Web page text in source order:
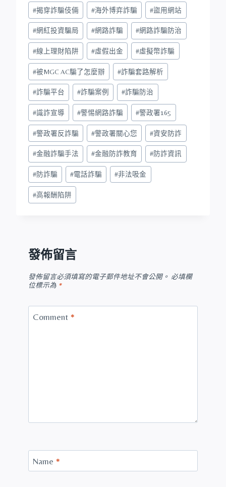
#揭穿詐騙伎倆 #海外博弈詐騙 #盜用網站
#網紅投資騙局 #網路詐騙 #網路詐騙防治
#線上理財陷阱 #虛假出金 #虛擬幣詐騙
#被MGC AC騙了怎麼辦 #詐騙套路解析
#詐騙平台 #詐騙案例 #詐騙防治
#識詐宣導 #警惕網路詐騙 #警政署165
#警政署反詐騙 #警政署關心您 #資安防詐
#金融詐騙手法 #金融防詐教育 #防詐資訊
#防詐騙 #電話詐騙 #非法吸金
#高報酬陷阱
發佈留言
發佈留言必須填寫的電子郵件地址不會公開。 必填欄
位標示為 *
Comment *
Name *